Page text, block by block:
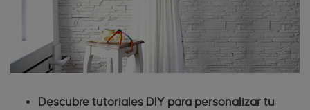
Descubre tutoriales DIY para personalizar tu